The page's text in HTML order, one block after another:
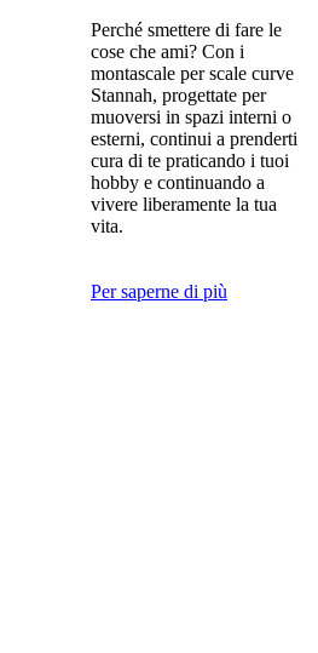
Perché smettere di fare le
cose che ami? Con i
montascale per scale curve
Stannah, progettate per
muoversi in spazi interni o
esterni, continui a prenderti
cura di te praticando i tuoi
hobby e continuando a
vivere liberamente la tua
vita.
Per saperne di più